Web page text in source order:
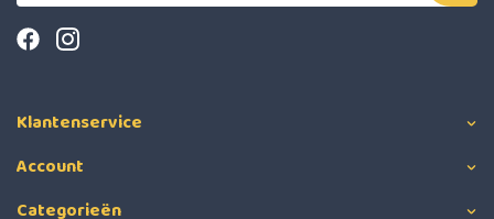
Klantenservice
Account
Categorieën